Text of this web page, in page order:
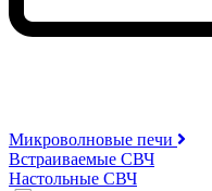
Микроволновые печи
Встраиваемые СВЧ
Настольные СВЧ